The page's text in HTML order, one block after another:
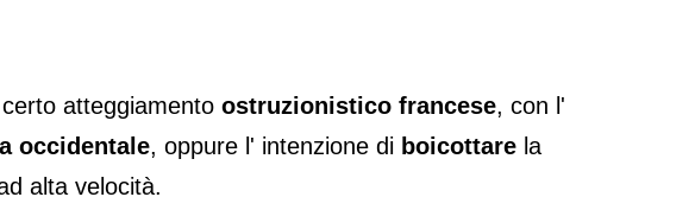
atteggiamento ostruzionistico francese, con l'
occidentale, oppure l' intenzione di boicottare la
alta velocità.